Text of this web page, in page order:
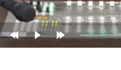
Audio